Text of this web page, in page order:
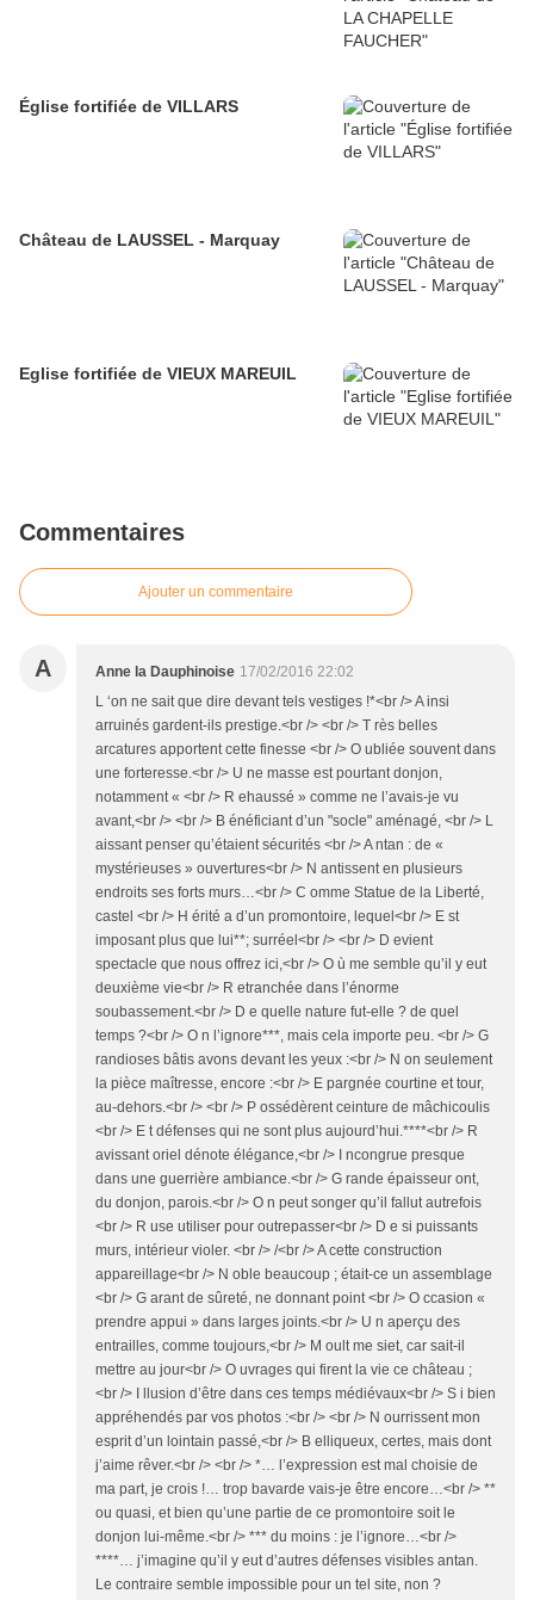
Église fortifiée de VILLARS
Château de LAUSSEL - Marquay
Eglise fortifiée de VIEUX MAREUIL
Commentaires
Ajouter un commentaire
A Anne la Dauphinoise 17/02/2016 22:02
L ‘on ne sait que dire devant tels vestiges !*<br /> A insi
arruinés gardent-ils prestige.<br /> <br /> T rès belles
arcatures apportent cette finesse <br /> O ubliée souvent dans
une forteresse.<br /> U ne masse est pourtant donjon,
notamment « <br /> R ehaussé » comme ne l’avais-je vu
avant,<br /> <br /> B énéficiant d’un "socle" aménagé, <br /> L
aissant penser qu’étaient sécurités <br /> A ntan : de «
mystérieuses » ouvertures<br /> N antissent en plusieurs
endroits ses forts murs…<br /> C omme Statue de la Liberté,
castel <br /> H érité a d’un promontoire, lequel<br /> E st
imposant plus que lui**; surréel<br /> <br /> D evient
spectacle que nous offrez ici,<br /> O ù me semble qu’il y eut
deuxième vie<br /> R etranchée dans l’énorme
soubassement.<br /> D e quelle nature fut-elle ? de quel
temps ?<br /> O n l’ignore***, mais cela importe peu. <br /> G
randioses bâtis avons devant les yeux :<br /> N on seulement
la pièce maîtresse, encore :<br /> E pargnée courtine et tour,
au-dehors.<br /> <br /> P ossédèrent ceinture de mâchicoulis
<br /> E t défenses qui ne sont plus aujourd’hui.****<br /> R
avissant oriel dénote élégance,<br /> I ncongrue presque
dans une guerrière ambiance.<br /> G rande épaisseur ont,
du donjon, parois.<br /> O n peut songer qu’il fallut autrefois
<br /> R use utiliser pour outrepasser<br /> D e si puissants
murs, intérieur violer. <br /> /<br /> A cette construction
appareillage<br /> N oble beaucoup ; était-ce un assemblage
<br /> G arant de sûreté, ne donnant point <br /> O ccasion «
prendre appui » dans larges joints.<br /> U n aperçu des
entrailles, comme toujours,<br /> M oult me siet, car sait-il
mettre au jour<br /> O uvrages qui firent la vie ce château ;
<br /> I llusion d’être dans ces temps médiévaux<br /> S i bien
appréhendés par vos photos :<br /> <br /> N ourrissent mon
esprit d’un lointain passé,<br /> B elliqueux, certes, mais dont
j’aime rêver.<br /> <br /> *… l’expression est mal choisie de
ma part, je crois !… trop bavarde vais-je être encore…<br /> **
ou quasi, et bien qu’une partie de ce promontoire soit le
donjon lui-même.<br /> *** du moins : je l’ignore…<br />
****… j’imagine qu’il y eut d’autres défenses visibles antan.
Le contraire semble impossible pour un tel site, non ?